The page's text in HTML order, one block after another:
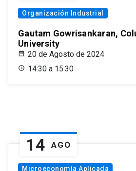
Organización Industrial
Gautam Gowrisankaran,
University
20 de Agosto de 2024
14:30 a 15:30
14 AGO
Microeconomía Aplicada